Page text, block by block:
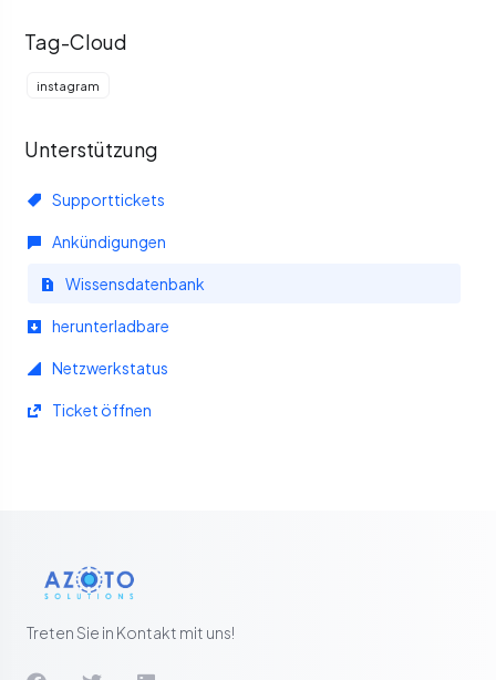
Tag-Cloud
instagram
Unterstützung
Supporttickets
Ankündigungen
Wissensdatenbank
herunterladbare
Netzwerkstatus
Ticket öffnen
Treten Sie in Kontakt mit uns!